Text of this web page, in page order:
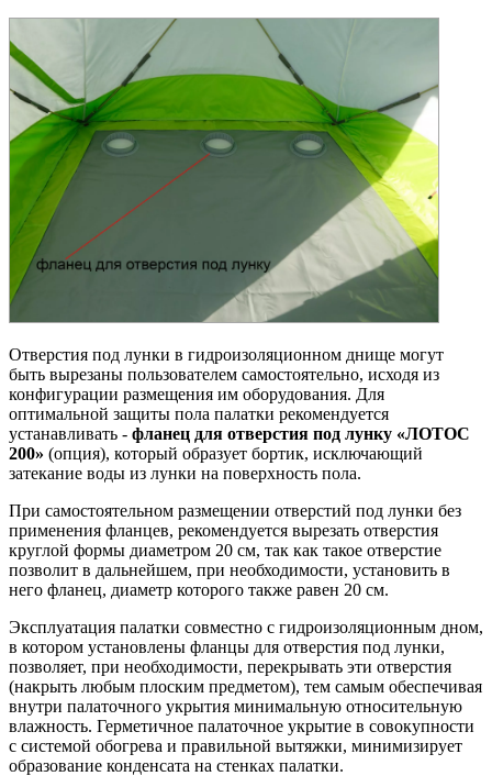
Отверстия под лунки в гидроизоляционном днище могут
быть вырезаны пользователем самостоятельно, исходя из
конфигурации размещения им оборудования. Для
оптимальной защиты пола палатки рекомендуется
устанавливать - фланец для отверстия под лунку «ЛОТОС
200» (опция), который образует бортик, исключающий
затекание воды из лунки на поверхность пола.
При самостоятельном размещении отверстий под лунки без
применения фланцев, рекомендуется вырезать отверстия
круглой формы диаметром 20 см, так как такое отверстие
позволит в дальнейшем, при необходимости, установить в
него фланец, диаметр которого также равен 20 см.
Эксплуатация палатки совместно с гидроизоляционным дном,
в котором установлены фланцы для отверстия под лунки,
позволяет, при необходимости, перекрывать эти отверстия
(накрыть любым плоским предметом), тем самым обеспечивая
внутри палаточного укрытия минимальную относительную
влажность. Герметичное палаточное укрытие в совокупности
с системой обогрева и правильной вытяжки, минимизирует
образование конденсата на стенках палатки.